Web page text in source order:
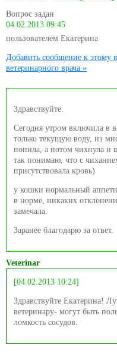
Вопрос задан
04.02.2013 09:45
пользователем Екатерина
Добавить сообщение к этому
ветеринарного врача »
Здравствуйте.
Сегодня утром включила в
только текущую воду, из
попила, а потом чихнула и
так понимаю, что с
присутствовала кровь)
у кошки нормальный
в норме, никаких
замечала.
Заранее благодарю за ответ.
Veterinar
[04.02.2013 10:24]
Здравствуйте Екатерина!
ветеринару- могут быть
ломкость сосудов.